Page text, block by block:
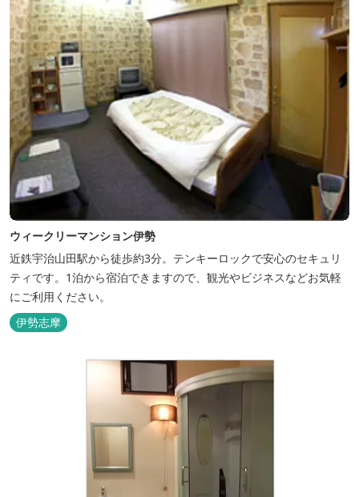
ウィークリーマンション伊勢
近鉄宇治山田駅から徒歩約3分。テンキーロックで安心のセキュリ
ティです。1泊から宿泊できますので、観光やビジネスなどお気軽
にご利用ください。
伊勢志摩